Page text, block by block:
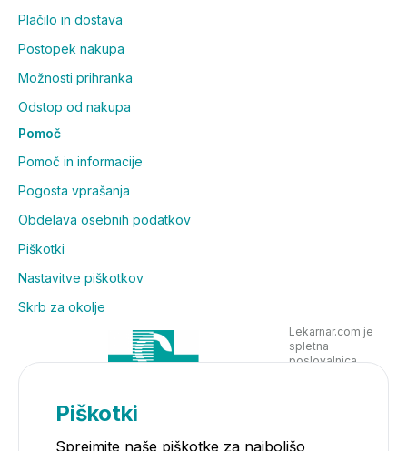
Plačilo in dostava
Postopek nakupa
Možnosti prihranka
Odstop od nakupa
Pomoč
Pomoč in informacije
Pogosta vprašanja
Obdelava osebnih podatkov
Piškotki
Nastavitve piškotkov
Skrb za okolje
Lekarnar.com je
spletna
poslovalnica
Piškotki
Sprejmite naše piškotke za najboljšo